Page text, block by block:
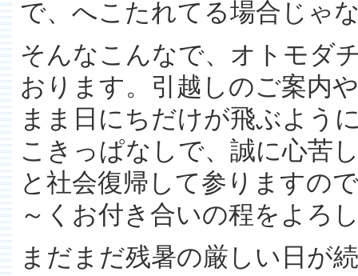
で、へこたれてる場合じゃ
そんなこんなで、オトモダ
おります。引越しのご案内
まま日にちだけが飛ぶよう
こきっぱなしで、誠に心苦
と社会復帰して参りますの
～くお付き合いの程をよろ
まだまだ残暑の厳しい日が